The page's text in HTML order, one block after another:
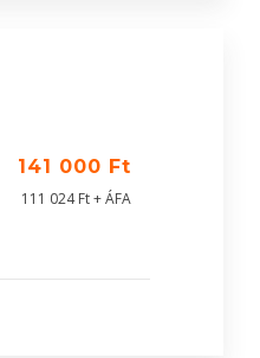
141 000 Ft
111 024 Ft + ÁFA